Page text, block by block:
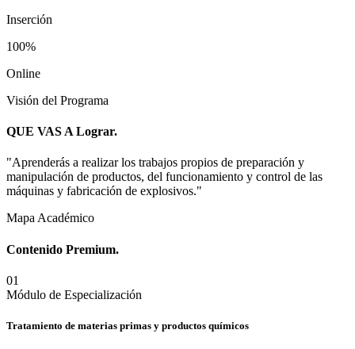
Inserción
100%
Online
Visión del Programa
QUE VAS A Lograr.
"Aprenderás a realizar los trabajos propios de preparación y
manipulación de productos, del funcionamiento y control de las
máquinas y fabricación de explosivos."
Mapa Académico
Contenido Premium.
01
Módulo de Especialización
Tratamiento de materias primas y productos químicos